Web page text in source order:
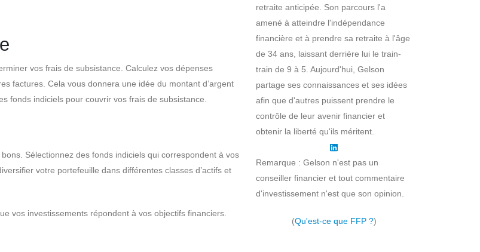
vos frais de subsistance. Calculez vos dépenses
factures. Cela vous donnera une idée du montant d’argent
fonds indiciels pour couvrir vos frais de subsistance.
Sélectionnez des fonds indiciels qui correspondent à vos
votre portefeuille dans différentes classes d’actifs et
vos investissements répondent à vos objectifs financiers.
retraite anticipée. Son parcours l'a
amené à atteindre l'indépendance
financière et à prendre sa retraite à l'âge
de 34 ans, laissant derrière lui le train-
train de 9 à 5. Aujourd'hui, Gelson
partage ses connaissances et ses idées
afin que d'autres puissent prendre le
contrôle de leur avenir financier et
obtenir la liberté qu'ils méritent.
Remarque : Gelson n'est pas un
conseiller financier et tout commentaire
d'investissement n'est que son opinion.
(Qu'est-ce que FFP ?)